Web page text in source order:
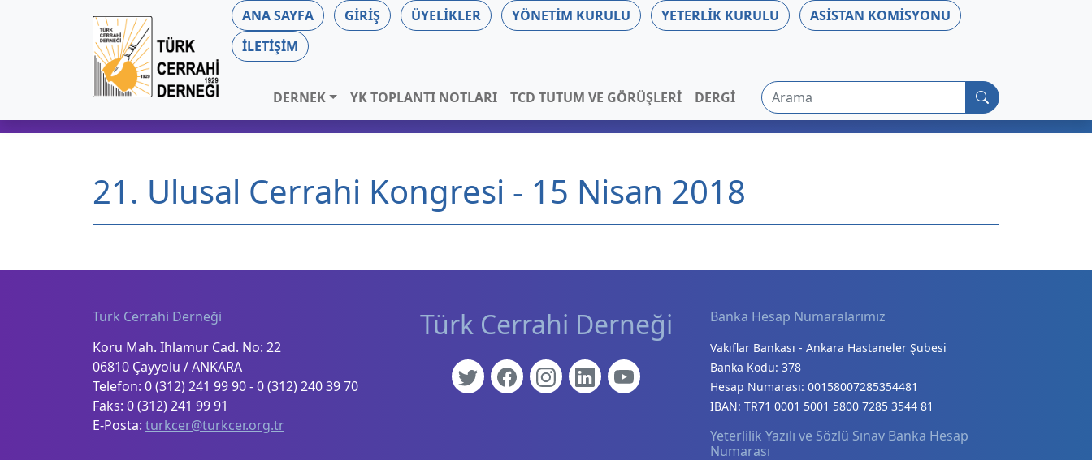
ANA SAYFA GIRIŞ ÜYELIKLER YÖNETIM KURULU YETERLIK KURULU
ASISTAN KOMISYONU
İLETIŞIM
DERNEK YK TOPLANTI NOTLARI TCD TUTUM VE GÖRÜŞLERI DERGI Arama
21. Ulusal Cerrahi Kongresi - 15 Nisan 2018
Türk Cerrahi Derneği
Koru Mah. Ihlamur Cad. No: 22
06810 Çayyolu / ANKARA
Telefon: 0 (312) 241 99 90 - 0 (312) 240 39 70
Faks: 0 (312) 241 99 91
E-Posta: turkcer@turkcer.org.tr
Türk Cerrahi Derneği Banka Hesap Numaralarımız
Vakıflar Bankası - Ankara Hastaneler Şubesi
Banka Kodu: 378
Hesap Numarası: 00158007285354481
IBAN: TR71 0001 5001 5800 7285 3544 81
Yeterlilik Yazılı ve Sözlü Sınav Banka Hesap
Numarası